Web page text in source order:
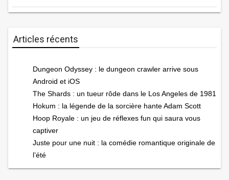
Articles récents
Dungeon Odyssey : le dungeon crawler arrive sous
Android et iOS
The Shards : un tueur rôde dans le Los Angeles de 1981
Hokum : la légende de la sorcière hante Adam Scott
Hoop Royale : un jeu de réflexes fun qui saura vous
captiver
Juste pour une nuit : la comédie romantique originale de
l’été